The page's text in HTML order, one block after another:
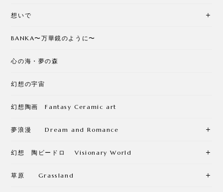
想いで
BANKA〜万華鏡のように〜
心の海・夢の森
幻想の宇宙
幻想陶画 Fantasy Ceramic art
夢浪漫 Dream and Romance
幻想 陶ビードロ Visionary World
草原 Grassland